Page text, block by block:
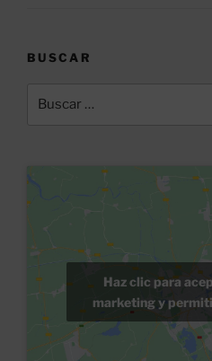
BUSCAR
Haz clic para
marketing y